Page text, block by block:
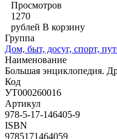
Просмотров
1270
рублей В корзину
Группа
Дом, быт, досуг, спорт,
Наименование
Большая энциклопедия.
Код
УТ000260016
Артикул
978-5-17-146405-9
ISBN
9785171464059